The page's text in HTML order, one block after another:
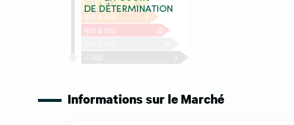
Informations sur le Marché